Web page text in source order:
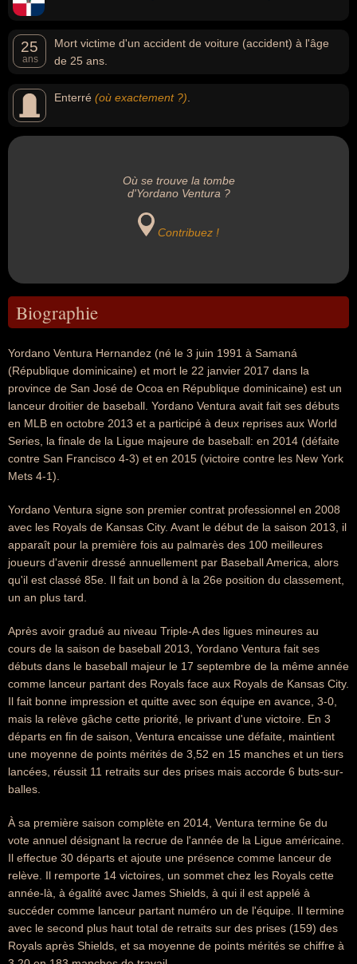
25
ans
Mort victime d'un accident de voiture (accident) à l'âge
de 25 ans.
Enterré (où exactement ?)
Où se trouve la tombe
d'Yordano Ventura ?
Contribuez !
Biographie
Yordano Ventura Hernandez (né le 3 juin 1991 à Samaná
(République dominicaine) et mort le 22 janvier 2017 dans la
province de San José de Ocoa en République dominicaine) est un
lanceur droitier de baseball. Yordano Ventura avait fait ses débuts
en MLB en octobre 2013 et a participé à deux reprises aux World
Series, la finale de la Ligue majeure de baseball: en 2014 (défaite
contre San Francisco 4-3) et en 2015 (victoire contre les New York
Mets 4-1).
Yordano Ventura signe son premier contrat professionnel en 2008
avec les Royals de Kansas City. Avant le début de la saison 2013, il
apparaît pour la première fois au palmarès des 100 meilleures
joueurs d'avenir dressé annuellement par Baseball America, alors
qu'il est classé 85e. Il fait un bond à la 26e position du classement,
un an plus tard.
Après avoir gradué au niveau Triple-A des ligues mineures au
cours de la saison de baseball 2013, Yordano Ventura fait ses
débuts dans le baseball majeur le 17 septembre de la même année
comme lanceur partant des Royals face aux Royals de Kansas City.
Il fait bonne impression et quitte avec son équipe en avance, 3-0,
mais la relève gâche cette priorité, le privant d'une victoire. En 3
départs en fin de saison, Ventura encaisse une défaite, maintient
une moyenne de points mérités de 3,52 en 15 manches et un tiers
lancées, réussit 11 retraits sur des prises mais accorde 6 buts-sur-
balles.
À sa première saison complète en 2014, Ventura termine 6e du
vote annuel désignant la recrue de l'année de la Ligue américaine.
Il effectue 30 départs et ajoute une présence comme lanceur de
relève. Il remporte 14 victoires, un sommet chez les Royals cette
année-là, à égalité avec James Shields, à qui il est appelé à
succéder comme lanceur partant numéro un de l'équipe. Il termine
avec le second plus haut total de retraits sur des prises (159) des
Royals après Shields, et sa moyenne de points mérités se chiffre à